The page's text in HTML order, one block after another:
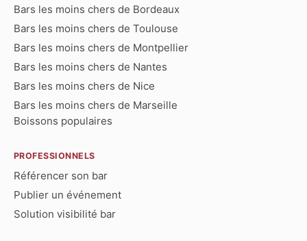
Bars les moins chers de Bordeaux
Bars les moins chers de Toulouse
Bars les moins chers de Montpellier
Bars les moins chers de Nantes
Bars les moins chers de Nice
Bars les moins chers de Marseille
Boissons populaires
PROFESSIONNELS
Référencer son bar
Publier un événement
Solution visibilité bar